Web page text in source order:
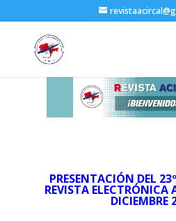
PRESENTACIÓN DEL
REVISTA ELECTRÓNICA
DICIEMBRE